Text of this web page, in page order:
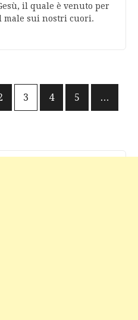
il quale è venuto per
male sui nostri cuori.
3 4 5
…